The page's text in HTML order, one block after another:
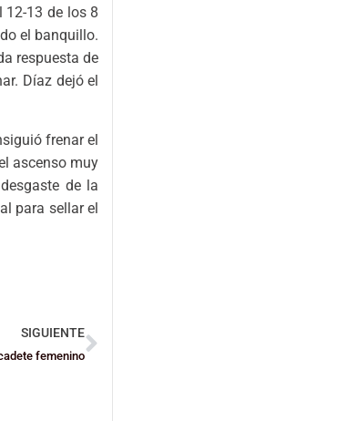
12-13 de los 8
el banquillo.
respuesta de
Díaz dejó el
frenar el
ascenso muy
de la
para sellar el
SIGUIENTE
femenino